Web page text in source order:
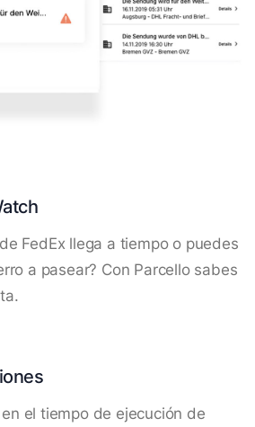
FedEx llega a tiempo o puedes
a pasear? Con Parcello sabes
el tiempo de ejecución de